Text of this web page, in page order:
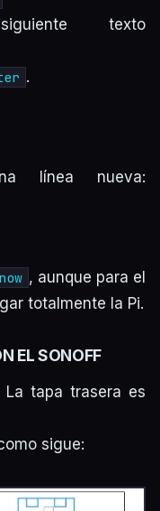
texto
.
línea nueva:
, aunque para el
totalmente la Pi.
EL SONOFF
La tapa trasera es
sigue: